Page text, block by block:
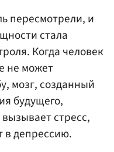
пересмотрели, и
стала
Когда человек
не может
мозг, созданный
будущего,
стресс,
в депрессию.